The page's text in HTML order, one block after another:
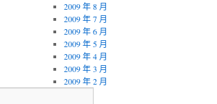
2009 年 8 月
2009 年 7 月
2009 年 6 月
2009 年 5 月
2009 年 4 月
2009 年 3 月
2009 年 2 月